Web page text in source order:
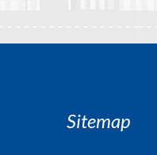
Sitemap